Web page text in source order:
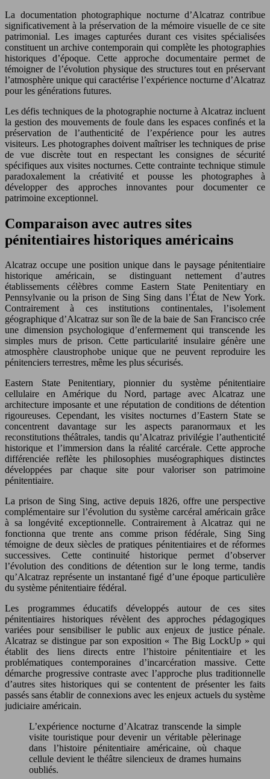
La documentation photographique nocturne d’Alcatraz contribue
significativement à la préservation de la mémoire visuelle de ce site
patrimonial. Les images capturées durant ces visites spécialisées
constituent un archive contemporain qui complète les photographies
historiques d’époque. Cette approche documentaire permet de
témoigner de l’évolution physique des structures tout en préservant
l’atmosphère unique qui caractérise l’expérience nocturne d’Alcatraz
pour les générations futures.
Les défis techniques de la photographie nocturne à Alcatraz incluent
la gestion des mouvements de foule dans les espaces confinés et la
préservation de l’authenticité de l’expérience pour les autres
visiteurs. Les photographes doivent maîtriser les techniques de prise
de vue discrète tout en respectant les consignes de sécurité
spécifiques aux visites nocturnes. Cette contrainte technique stimule
paradoxalement la créativité et pousse les photographes à
développer des approches innovantes pour documenter ce
patrimoine exceptionnel.
Comparaison avec autres sites
pénitentiaires historiques américains
Alcatraz occupe une position unique dans le paysage pénitentiaire
historique américain, se distinguant nettement d’autres
établissements célèbres comme Eastern State Penitentiary en
Pennsylvanie ou la prison de Sing Sing dans l’État de New York.
Contrairement à ces institutions continentales, l’isolement
géographique d’Alcatraz sur son île de la baie de San Francisco crée
une dimension psychologique d’enfermement qui transcende les
simples murs de prison. Cette particularité insulaire génère une
atmosphère claustrophobe unique que ne peuvent reproduire les
pénitenciers terrestres, même les plus sécurisés.
Eastern State Penitentiary, pionnier du système pénitentiaire
cellulaire en Amérique du Nord, partage avec Alcatraz une
architecture imposante et une réputation de conditions de détention
rigoureuses. Cependant, les visites nocturnes d’Eastern State se
concentrent davantage sur les aspects paranormaux et les
reconstitutions théâtrales, tandis qu’Alcatraz privilégie l’authenticité
historique et l’immersion dans la réalité carcérale. Cette approche
différenciée reflète les philosophies muséographiques distinctes
développées par chaque site pour valoriser son patrimoine
pénitentiaire.
La prison de Sing Sing, active depuis 1826, offre une perspective
complémentaire sur l’évolution du système carcéral américain grâce
à sa longévité exceptionnelle. Contrairement à Alcatraz qui ne
fonctionna que trente ans comme prison fédérale, Sing Sing
témoigne de deux siècles de pratiques pénitentiaires et de réformes
successives. Cette continuité historique permet d’observer
l’évolution des conditions de détention sur le long terme, tandis
qu’Alcatraz représente un instantané figé d’une époque particulière
du système pénitentiaire fédéral.
Les programmes éducatifs développés autour de ces sites
pénitentiaires historiques révèlent des approches pédagogiques
variées pour sensibiliser le public aux enjeux de justice pénale.
Alcatraz se distingue par son exposition « The Big LockUp » qui
établit des liens directs entre l’histoire pénitentiaire et les
problématiques contemporaines d’incarcération massive. Cette
démarche progressive contraste avec l’approche plus traditionnelle
d’autres sites historiques qui se contentent de présenter les faits
passés sans établir de connexions avec les enjeux actuels du système
judiciaire américain.
L’expérience nocturne d’Alcatraz transcende la simple
visite touristique pour devenir un véritable pèlerinage
dans l’histoire pénitentiaire américaine, où chaque
cellule devient le théâtre silencieux de drames humains
oubliés.